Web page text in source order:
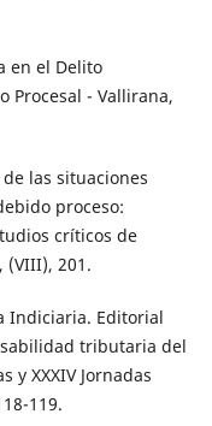
en el Delito
Procesal - Vallirana,
las situaciones
proceso:
críticos de
(VIII), 201.
Indiciaria. Editorial
tributaria del
y XXXIV Jornadas
119.